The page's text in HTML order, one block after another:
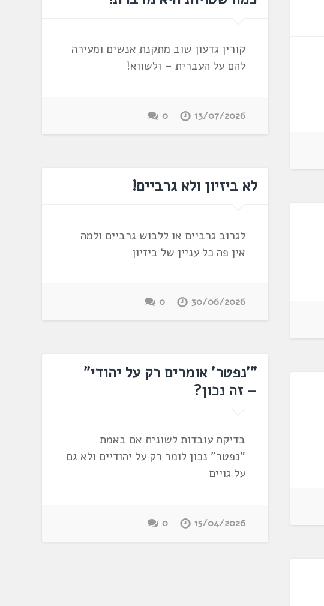
קורין גדעון שוב מתקנת אנשים ומעירה
להם על העברית – ולשווא!
13/07/2026
0
לא ביזיון ולא גרביים!
לגרוב גרביים או ללבוש גרביים ולמה
אין פה כל עניין של ביזיון
30/06/2026
0
"'נפטר' אומרים רק על יהודי"
– זה נכון?
בדיקת עובדות לשונית אם באמת
"נפטר" נכון לומר רק על יהודיים ולא גם
על גויים
15/04/2026
0